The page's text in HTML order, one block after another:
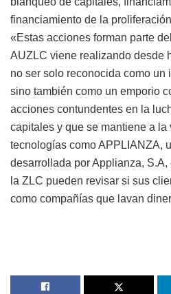
financiamiento de la
«Estas acciones forman parte
AUZLC viene realizando desde
no ser solo reconocida como un
sino también como un emporio
acciones contundentes en la
capitales y que se mantiene a la
tecnologías como APPLIANZA,
desarrollada por Applianza,
la ZLC pueden revisar si sus
como compañías que lavan